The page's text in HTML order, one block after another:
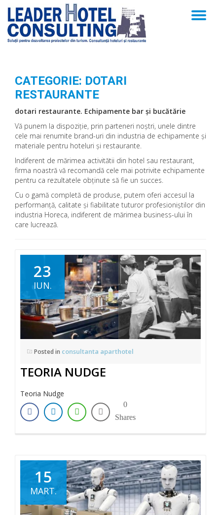
Skip
content
CATEGORIE: DOTARI
RESTAURANTE
dotari restaurante. Echipamente bar şi bucătărie
Vă punem la dispoziție, prin parteneri noștri, unele dintre
cele mai renumite brand-uri din industria de echipamente şi
materiale pentru hoteluri şi restaurante.
Indiferent de mărimea activitătii din hotel sau restaurant,
firma noastră vă recomandă cele mai potrivite echipamente
pentru ca rezultatele obținute să fie un succes.
Cu o gamă completă de produse, putem oferi accesul la
performanţă, calitate şi fiabilitate tuturor profesioniştilor din
industria Horeca, indiferent de mărimea business-ului în
care lucrează.
23
IUN.
Posted in consultanta aparthotel
TEORIA NUDGE
Teoria Nudge
0
Shares
15
MART.